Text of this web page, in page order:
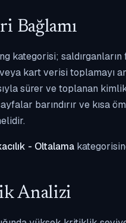
Bağlamı
kategorisi;
kart verisi toplamayı
sürer ve toplanan
barındırır ve kısa
- Oltalama
Analizi